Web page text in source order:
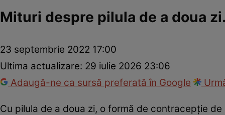
Mituri despre pilula de a doua
23 septembrie 2022 17:00
Ultima actualizare: 29 iulie 2026 23:06
Adaugă-ne ca sursă preferată în Google
Cu pilula de a doua zi, o formă de contracepție